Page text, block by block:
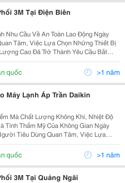
3M Tại Điện Biên
Nhu Cầu Về An Toàn Lao Động Ngày
Tâm, Việc Lựa Chọn Những Thiết Bị
Cao Đã Trở Thành Yêu Cầu Bắt
Doanh Nghiệp Và Cá Nhân Hoạt
Trường Có Nguy Cơ Rủi Ro. Trong Số
quốc >1 năm
Máy Lạnh Áp Trần Daikin
Mà Chất Lượng Không Khí, Nhiệt Độ
Tính Thẩm Mỹ Của Không Gian Ngày
Tiêu Dùng Quan Tâm, Việc Lựa
Làm Mát Phù Hợp Trở Thành Yếu
Một Trong Những Giải Pháp Được Đánh
quốc >1 năm
3M Tại Quảng Ngãi